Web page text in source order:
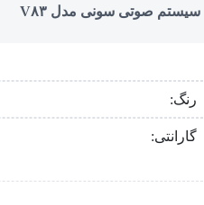
سیستم صوتی سونی مدل V۸۳
رنگ:
گارانتی: